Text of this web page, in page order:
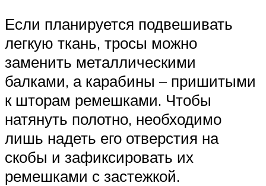
Если планируется подвешивать
легкую ткань, тросы можно
заменить металлическими
балками, а карабины – пришитыми
к шторам ремешками. Чтобы
натянуть полотно, необходимо
лишь надеть его отверстия на
скобы и зафиксировать их
ремешками с застежкой.